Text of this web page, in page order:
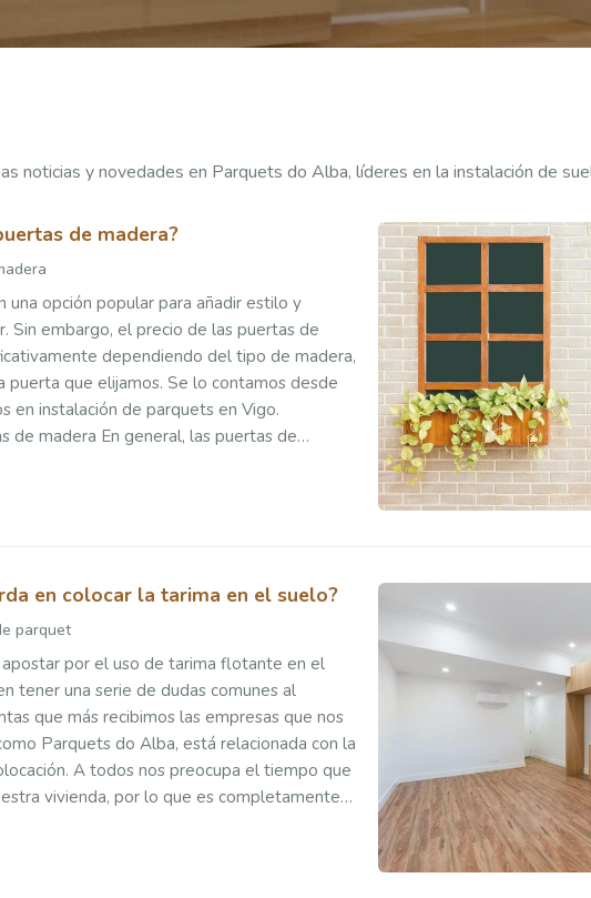
noticias y novedades en Parquets do Alba, líderes en la instalación de
de madera?
una opción popular para añadir estilo y
Sin embargo, el precio de las puertas de
dependiendo del tipo de madera,
puerta que elijamos. Se lo contamos desde
en instalación de parquets en Vigo.
de madera En general, las puertas de
t...
en colocar la tarima en el suelo?
parquet
por el uso de tarima flotante en el
tener una serie de dudas comunes al
que más recibimos las empresas que nos
Parquets do Alba, está relacionada con la
A todos nos preocupa el tiempo que
vivienda, por lo que es completamente